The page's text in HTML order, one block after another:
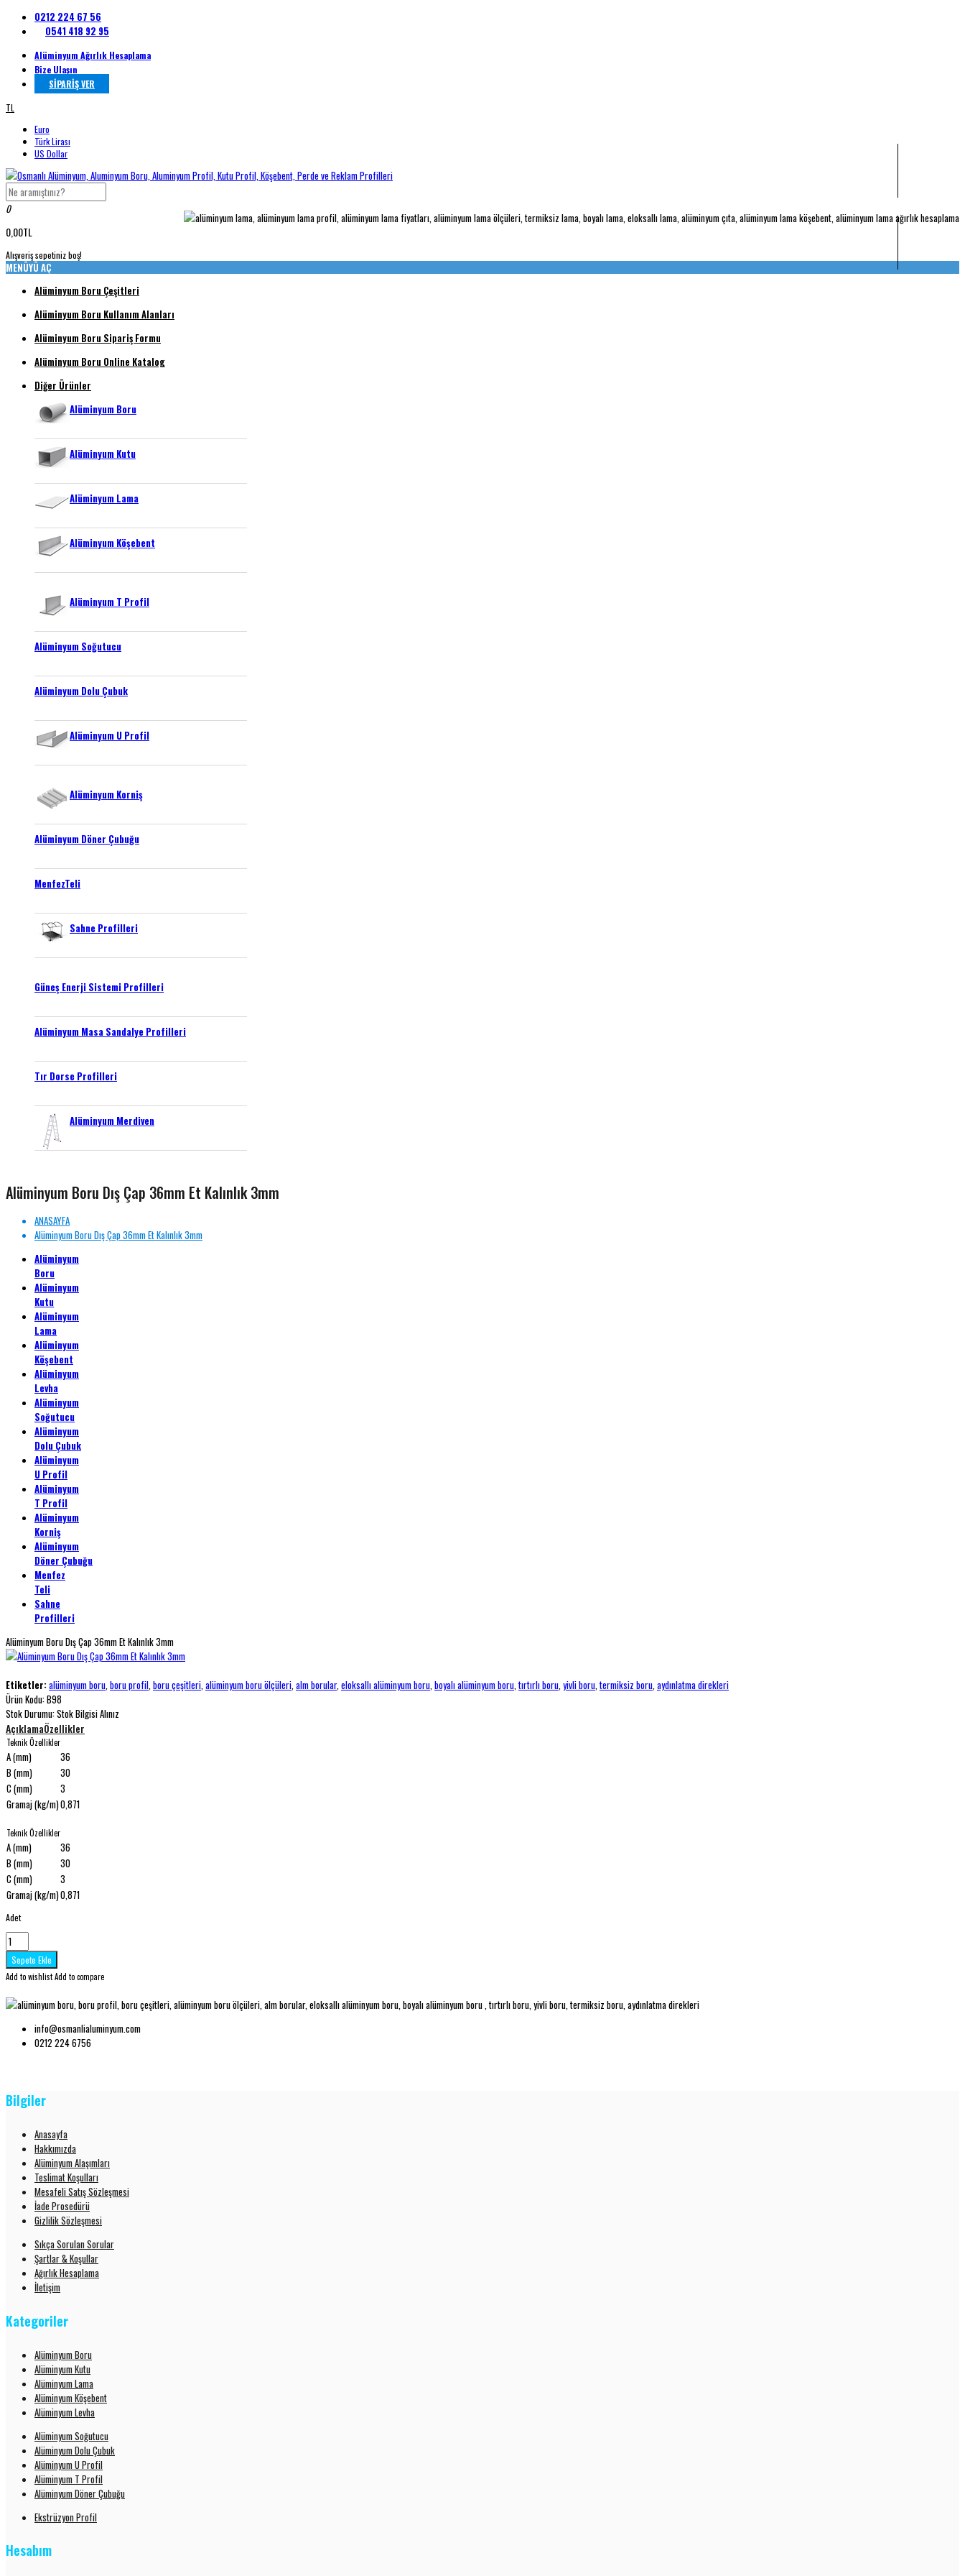
0212 224 67 56
0541 418 92 95
Alüminyum Ağırlık Hesaplama
Bize Ulaşın
SİPARİŞ VER
TL
Euro
Türk Lirası
US Dollar
0
0,00TL
Alışveriş sepetiniz boş!
MENÜYÜ AÇ
Alüminyum Boru Çeşitleri
Alüminyum Boru Kullanım Alanları
Alüminyum Boru Sipariş Formu
Alüminyum Boru Online Katalog
Diğer Ürünler
Alüminyum Boru
Alüminyum Kutu
Alüminyum Lama
Alüminyum Köşebent
Alüminyum T Profil
Alüminyum Soğutucu
Alüminyum Dolu Çubuk
Alüminyum U Profil
Alüminyum Korniş
Alüminyum Döner Çubuğu
MenfezTeli
Sahne Profilleri
Güneş Enerji Sistemi Profilleri
Alüminyum Masa Sandalye Profilleri
Tır Dorse Profilleri
Alüminyum Merdiven
Alüminyum Boru Dış Çap 36mm Et Kalınlık 3mm
ANASAYFA
Alüminyum Boru Dış Çap 36mm Et Kalınlık 3mm
Alüminyum
Boru
Alüminyum
Kutu
Alüminyum
Lama
Alüminyum
Köşebent
Alüminyum
Levha
Alüminyum
Soğutucu
Alüminyum
Dolu Çubuk
Alüminyum
U Profil
Alüminyum
T Profil
Alüminyum
Korniş
Alüminyum
Döner Çubuğu
Menfez
Teli
Sahne
Profilleri
Alüminyum Boru Dış Çap 36mm Et Kalınlık 3mm
Etiketler:alüminyum boru boru profil boru çeşitleri alüminyum boru ölçüleri alm borular, eloksallı alüminyum boru boyalı alüminyum boru tırtırlı boru yivli boru termiksiz boru aydınlatma direkleri
Ürün Kodu:B98
Stok Durumu:Stok Bilgisi Alınız
AçıklamaÖzellikler
Teknik Özellikler
A (mm)
36
B (mm)
30
C (mm)
3
Gramaj (kg/m)0,871
Teknik Özellikler
A (mm)
36
B (mm)
30
C (mm)
3
Gramaj (kg/m)0,871
Adet
Add to wishlistAdd to compare
info@osmanlialuminyum.com
0212 224 6756
Bilgiler
Anasayfa
Hakkımızda
Alüminyum Alaşımları
Teslimat Koşulları
Mesafeli Satış Sözleşmesi
İade Prosedürü
Gizlilik Sözleşmesi
Sıkça Sorulan Sorular
Şartlar & Koşullar
Ağırlık Hesaplama
İletişim
Kategoriler
Alüminyum Boru
Alüminyum Kutu
Alüminyum Lama
Alüminyum Köşebent
Alüminyum Levha
Alüminyum Soğutucu
Alüminyum Dolu Çubuk
Alüminyum U Profil
Alüminyum T Profil
Alüminyum Döner Çubuğu
Ekstrüzyon Profil
Hesabım